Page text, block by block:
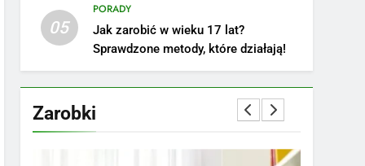
05
PORADY
Jak zarobić w wieku 17 lat?
Sprawdzone metody, które działają!
Zarobki
na tym stanowisku
ZAROBKI
szkole: pomysły i